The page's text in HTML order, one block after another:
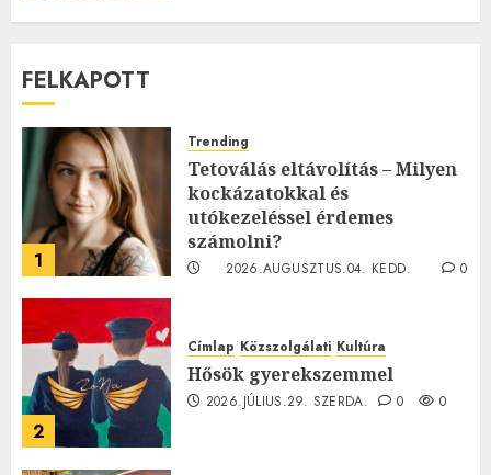
FELKAPOTT
1
Trending
Tetoválás eltávolítás – Milyen
kockázatokkal és
utókezeléssel érdemes
számolni?
2026.AUGUSZTUS.04. KEDD.
0
2
Címlap Közszolgálati Kultúra
Hősök gyerekszemmel
2026.JÚLIUS.29. SZERDA. 0 0